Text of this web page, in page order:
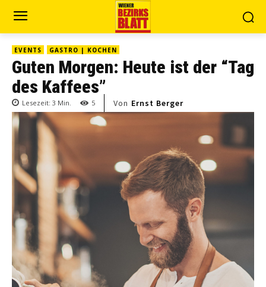
EVENTS GASTRO | KOCHEN
Guten Morgen: Heute ist der “Tag
des Kaffees”
Lesezeit: 3 Min. 5 Von Ernst Berger